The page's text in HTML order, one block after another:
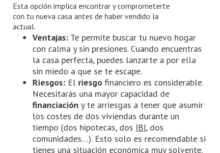
Esta opción implica encontrar y comprometerte
con tu nueva casa antes de haber vendido la
actual.
Ventajas: Te permite buscar tu nuevo hogar
con calma y sin presiones. Cuando encuentras
la casa perfecta, puedes lanzarte a por ella
sin miedo a que se te escape.
Riesgos: El riesgo financiero es considerable.
Necesitarás una mayor capacidad de
financiación y te arriesgas a tener que asumir
los costes de dos viviendas durante un
tiempo (dos hipotecas, dos IBI, dos
comunidades…). Esto solo es recomendable si
tienes una situación económica muy solvente.